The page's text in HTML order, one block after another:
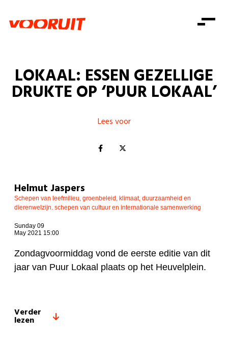
Zorg
Gelijke kansen
Welzijn
Consumentenbescherming
Kinderen en jongeren
Onze mensen
Standpunten
Vacatures
Doe mee
Doe mee
Word lid
Shop
Login
LOKAAL: ESSEN GEZELLIGE
DRUKTE OP ‘PUUR LOKAAL’
Lees voor
Helmut Jaspers
Schepen van leefmilieu, groenbeleid, klimaat, duurzaamheid en
dierenwelzijn. schepen van cultuur en internationale samenwerking
Sunday 09
May 2021 15:00
Zondagvoormiddag vond de eerste editie van dit
jaar van Puur Lokaal plaats op het Heuvelplein.
Verder
lezen